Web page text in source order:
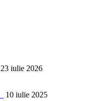
23 iulie 2026
10 iulie 2025